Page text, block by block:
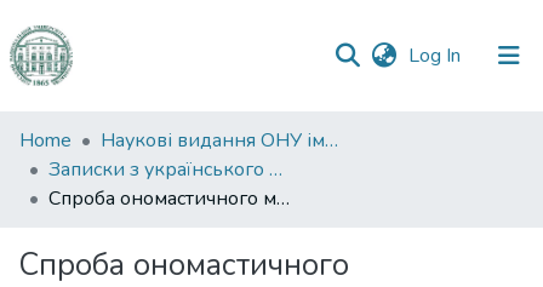
Log In (current)
Communities
&
Collections
Home
Наукові видання ОНУ імені І. І. Мечникова
Записки з українського мовознавства
Спроба ономастичного мікроаналізу оповідання М.Хвильового “Життя”
Спроба ономастичного